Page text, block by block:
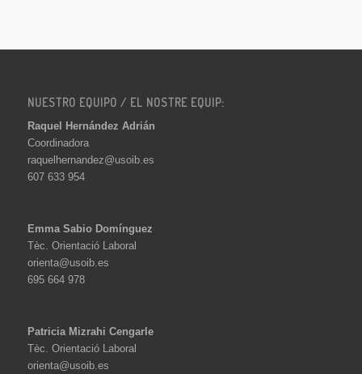
NUESTRO EQUIPO / EL NOSTRE EQUIP:
Raquel Hernández Adrián
Coordinadora
raquelhernandez@usoib.es
607 633 954
Emma Sabio Domínguez
Tèc. Orientació Laboral
orienta@usoib.es
695 664 978
Patricia Mizrahi Cengarle
Tèc. Orientació Laboral
orienta@usoib.es